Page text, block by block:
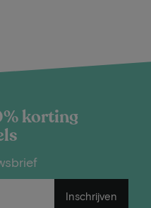
korting
Inschrijven